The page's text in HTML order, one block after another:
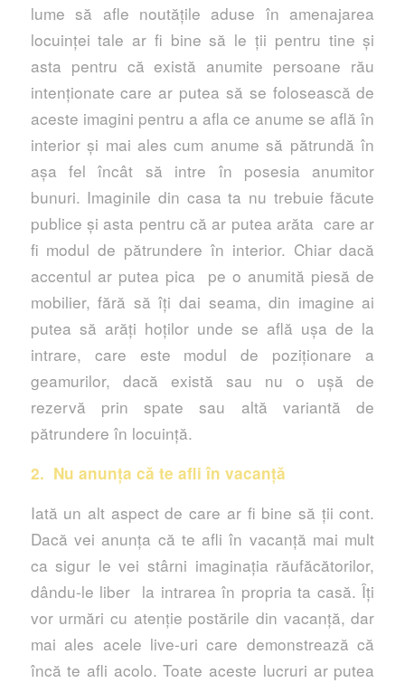
lume să afle noutățile aduse în amenajarea
locuinței tale ar fi bine să le ții pentru tine și
asta pentru că există anumite persoane rău
intenționate care ar putea să se folosească de
aceste imagini pentru a afla ce anume se află în
interior și mai ales cum anume să pătrundă în
așa fel încât să intre în posesia anumitor
bunuri. Imaginile din casa ta nu trebuie făcute
publice și asta pentru că ar putea arăta care ar
fi modul de pătrundere în interior. Chiar dacă
accentul ar putea pica pe o anumită piesă de
mobilier, fără să îți dai seama, din imagine ai
putea să arăți hoților unde se află ușa de la
intrare, care este modul de poziționare a
geamurilor, dacă există sau nu o ușă de
rezervă prin spate sau altă variantă de
pătrundere în locuință.
2. Nu anunța că te afli în vacanță
Iată un alt aspect de care ar fi bine să ții cont.
Dacă vei anunța că te afli în vacanță mai mult
ca sigur le vei stârni imaginația răufăcătorilor,
dându-le liber la intrarea în propria ta casă. Îți
vor urmări cu atenție postările din vacanță, dar
mai ales acele live-uri care demonstrează că
încă te afli acolo. Toate aceste lucruri ar putea